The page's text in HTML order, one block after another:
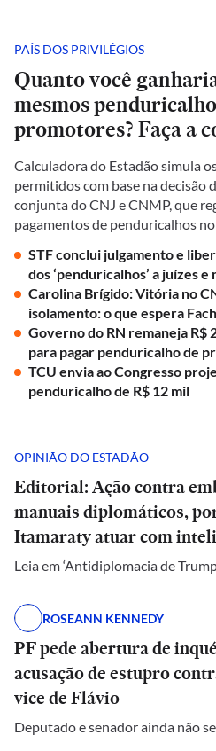
PAÍS DOS PRIVILÉGIOS
Quanto você
mesmos
promotores? Faça a
Calculadora do Estadão simula
permitidos com base na decisão
conjunta do CNJ e CNMP, que
pagamentos de penduricalhos
STF conclui julgamento e
dos ‘penduricalhos’ a juízes
Carolina Brígido: Vitória no
isolamento: o que espera
Governo do RN remaneja R$
para pagar penduricalho de
TCU envia ao Congresso
penduricalho de R$ 12 mil
OPINIÃO DO ESTADÃO
Editorial: Ação contra
manuais diplomáticos,
Itamaraty atuar com
Leia em ‘Antidiplomacia de
ROSEANN KENNEDY
PF pede abertura de
acusação de estupro
vice de Flávio
Deputado e senador ainda não